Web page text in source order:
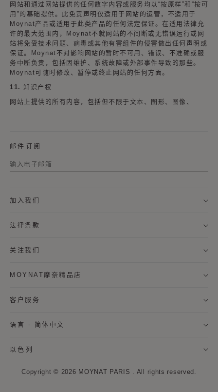
网站和通过网站提供的任何数字内容或服务均以“按原样”和“按可
用”的基础提供。此免责声明仅适用于网站的运营，不适用于
Moynat产品或适用于此类产品的任何法定保证。在适用法律允
许的最大范围内，Moynat不就网站的不间断或无错误运行或网
站将免受技术问题、病毒或其他有害组件的侵害做出任何声明或
保证。Moynat不对影响网站的暂时不可用、错误、不准确或服
务中断负责，包括因维护、系统故障或外部事件导致的那些。
Moynat可随时修改、暂停或终止网站的任何方面。
11. 知识产权
网站上提供的所有内容，包括但不限于文本、图形、图像、
邮件订阅
名字
姓氏
我希望通过邮件接收来自MOYNAT摩奈的新闻资讯，及个
摩奈将使用网页标签来衡量我与这些通讯的互动。如果我改变主意，可以
MOYNAT摩奈精品店
客户服务
加入我们
法律条款
关注我们
语言 - 简体中文
以色列
Copyright © 2026 MOYNAT PARIS . All rights reserved.